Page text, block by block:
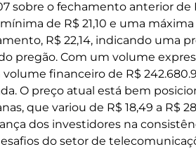
sobre o fechamento anterior
de R$ 21,10 e uma
R$ 22,14, indicando uma
pregão. Com um volume
financeiro de R$
O preço atual está bem
que variou de R$ 18,49 a R$
dos investidores na
do setor de